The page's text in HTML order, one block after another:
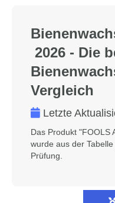
2026 - Die
Vergleich
Letzte
Das Produkt "FOOLS
wurde aus der
Prüfung.